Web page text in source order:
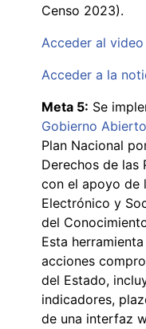
Censo 2023).
Acceder al
Acceder a la
Meta 5: Se
Gobierno Abierto
Plan Nacional
Derechos de las
con el apoyo de
Electrónico y
del
Esta
acciones
del Estado,
indicadores,
de una interfaz